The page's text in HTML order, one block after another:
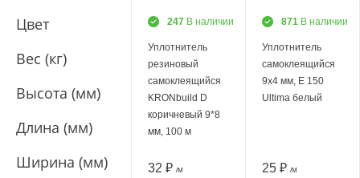
Цвет
Вес (кг)
Высота (мм)
Длина (мм)
Ширина (мм)
247 В наличии
Уплотнитель
резиновый
самоклеящийся
KRONbuild D
коричневый 9*8
мм, 100 м
32 ₽ /М
871 В наличии
Уплотнитель
самоклеящийся
9х4 мм, E 150
Ultima белый
25 ₽ /М